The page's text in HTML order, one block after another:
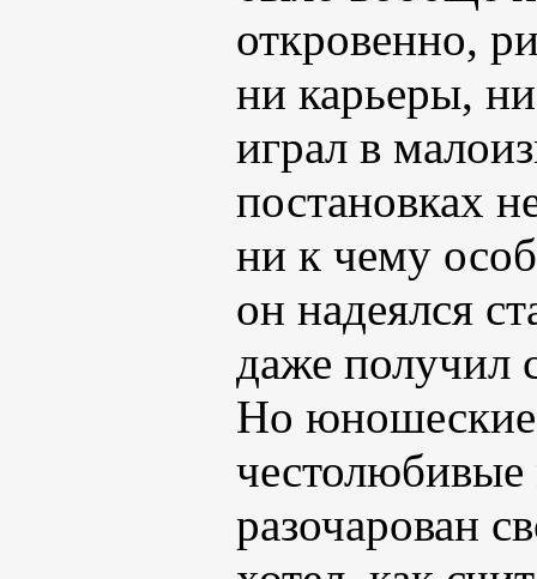
откровенно,
ни карьеры,
играл в
постановках
ни к чему
он надеялся
даже получил
Но
разочарован